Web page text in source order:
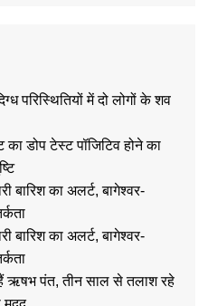
परिस्थितियों में दो लोगों के शव
डोप टेस्ट पॉजिटिव होने का
बारिश का अलर्ट, बागेश्वर-
बारिश का अलर्ट, बागेश्वर-
ऋषभ पंत, तीन साल से तलाश रहे